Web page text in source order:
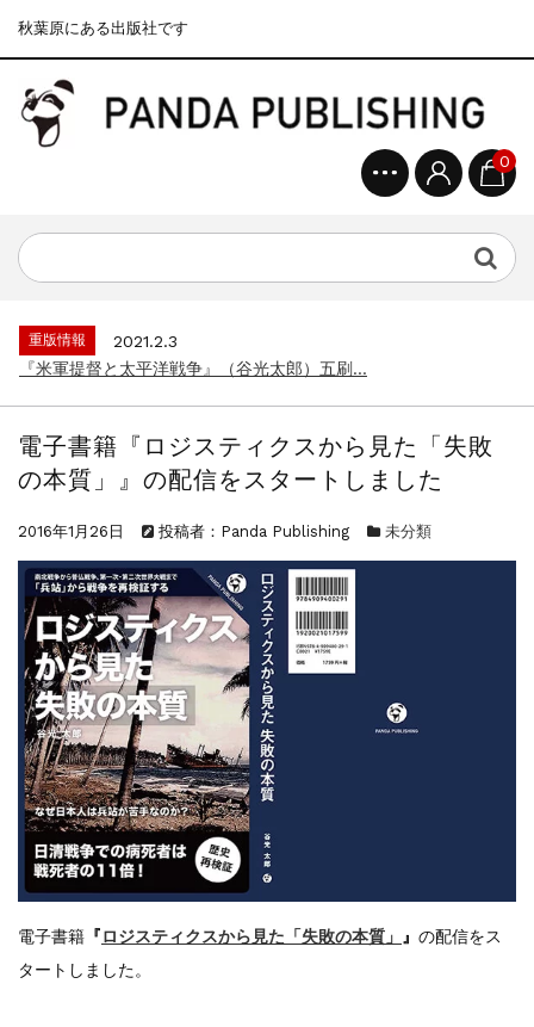
秋葉原にある出版社です
0
『F-2超入門』（関 賢太郎）三刷...
重版情報
2021.3.25
重版情報
2021.2.3
『米軍提督と太平洋戦争』（谷光太郎）五刷...
重版情報
2020.12.18
『日本陸海軍はなぜロジスティクスを軽視し...
『F-2超入門』（関 賢太郎）三刷...
重版情報
2021.3.25
『〈決定版〉ソ連・ロシア 戦車王国の系譜...
重版情報
2021.2.3
『米軍提督と太平洋戦争』（谷光太郎）五刷...
重版情報
2020.12.18
『「砲兵」から見た世界大戦』（古峰文三）...
重版情報
2020.12.18
『日本陸海軍はなぜロジスティクスを軽視し...
重版情報
2020.12.18
『F-2超入門』（関 賢太郎）三刷...
電子書籍『ロジスティクスから見た「失敗
の本質」』の配信をスタートしました
2016年1月26日 投稿者：Panda Publishing 未分類
電子書籍『ロジスティクスから見た「失敗の本質」 』 の配信をス
タートしました。